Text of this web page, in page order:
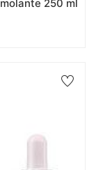
250 ml